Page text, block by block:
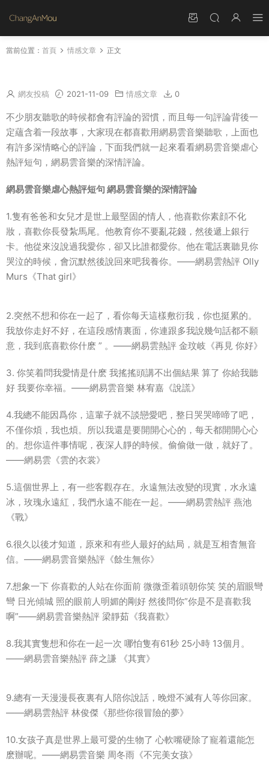
當前位置： 首頁 情感文章 正文
網友投稿 2021-11-09 情感文章 0
不少朋友聽歌的時候都會有評論的習慣，而且每一句評論背後一
定蘊含着一段故事，大家現在都喜歡用網易雲音樂聽歌，上面也
有許多深情略心的評論，下面我們就一起來看看網易雲音樂虐心
熱評短句，網易雲音樂的深情評論。
網易雲音樂虐心熱評短句 網易雲音樂的深情評論
1.隻有爸爸和女兒才是世上最堅固的情人，他喜歡你素顔不化
妝，喜歡你長發紮馬尾。他教育你不要亂花錢，然後遞上銀行
卡。他從來沒說過我愛你，卻又比誰都愛你。他在電話裏聽見你
哭泣的時候，會沉默然後說回來吧我養你。——網易雲熱評 Olly
Murs《That girl》
2.突然不想和你在一起了，看你每天這樣敷衍我，你也挺累的。
我放你走好不好，在這段感情裏面，你連跟多我說幾句話都不願
意，我到底喜歡你什麽 ” 。——網易雲熱評 金玟岐《再見 你好》
3. 你笑着問我愛情是什麽 我搖搖頭講不出個結果 算了 你給我聽
好 我要你幸福。——網易雲音樂 林宥嘉《說謊》
4.我總不能因爲你，這輩子就不談戀愛吧，整日哭哭啼啼了吧，
不僅你煩，我也煩。所以我還是要開開心心的，每天都開開心心
的。想你這件事情呢，夜深人靜的時候。偷偷做一做，就好了。
——網易雲《雲的衣裳》
5.這個世界上，有一些客觀存在。永遠無法改變的現實，水永遠
冰，玫瑰永遠紅，我們永遠不能在一起。——網易雲熱評 燕池
《戰》
6.很久以後才知道，原來和有些人最好的結局，就是互相杳無音
信。——網易雲音樂熱評《餘生無你》
7.想象一下 你喜歡的人站在你面前 微微歪着頭朝你笑 笑的眉眼彎
彎 日光傾城 照的眼前人明媚的剛好 然後問你”你是不是喜歡我
啊”——網易雲音樂熱評 梁靜茹《我喜歡》
8.我其實隻想和你在一起一次 哪怕隻有61秒 25小時 13個月。
——網易雲音樂熱評 薛之謙 《其實》
9.總有一天漫漫長夜裏有人陪你說話，晚燈不滅有人等你回家。
——網易雲熱評 林俊傑《那些你很冒險的夢》
10.女孩子真是世界上最可愛的生物了 心軟嘴硬除了寵着還能怎
麽辦呢。——網易雲音樂 周冬雨《不完美女孩》